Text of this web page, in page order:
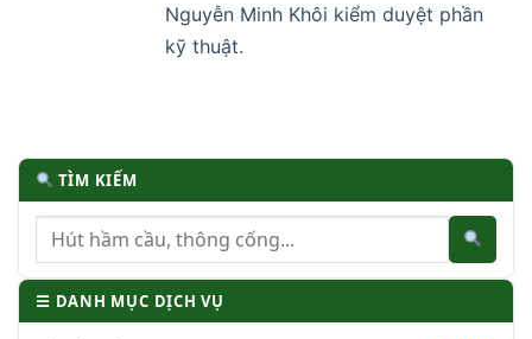
Nguyễn Minh Khôi kiểm duyệt phần
kỹ thuật.
TÌM KIẾM
☰ DANH MỤC DỊCH VỤ